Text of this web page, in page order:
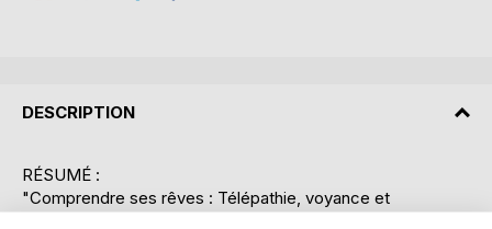
DESCRIPTION
RÉSUMÉ :
"Comprendre ses rêves : Télépathie, voyance et